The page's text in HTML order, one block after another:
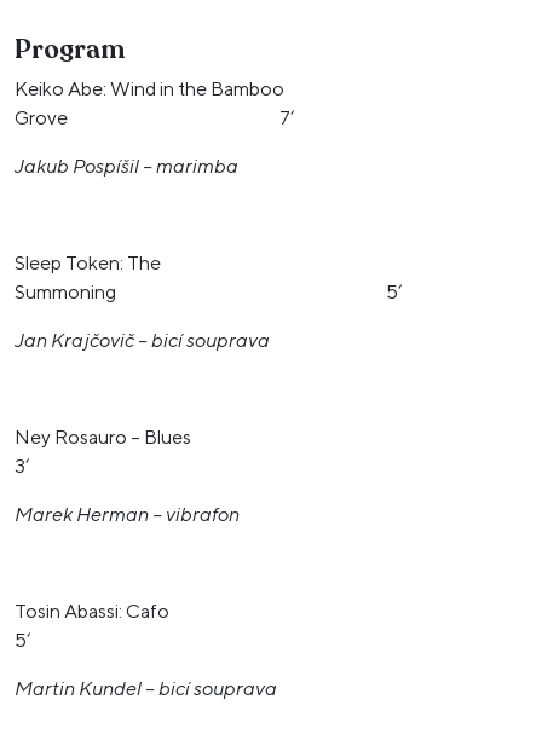
Program
Keiko Abe: Wind in the Bamboo
Grove 7‘
Jakub Pospíšil – marimba
Sleep Token: The
Summoning 5‘
Jan Krajčovič – bicí souprava
Ney Rosauro – Blues
3‘
Marek Herman – vibrafon
Tosin Abassi: Cafo
5‘
Martin Kundel – bicí souprava